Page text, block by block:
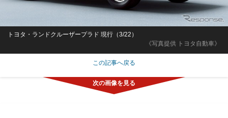
《写真提供 トヨタ自動車》
トヨタ・ランドクルーザープラド 現行（3/22）
この記事へ戻る